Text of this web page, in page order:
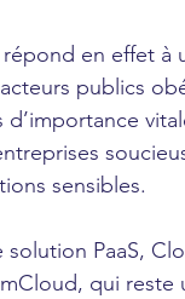
en effet à
publics
sensibles.
PaaS,
qui